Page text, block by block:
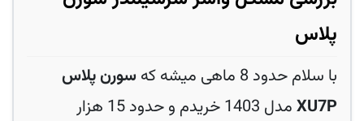
پلاس
با سلام حدود 8 ماهی میشه که
سورن پلاس
XU7P
مدل 1403 خریدم و حدود 15 هزار